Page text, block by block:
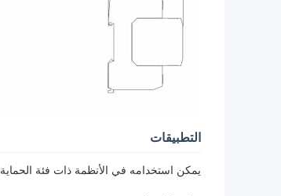
التطبيقات
يمكن استخدامه في الأنظمة ذات فئة الحماية